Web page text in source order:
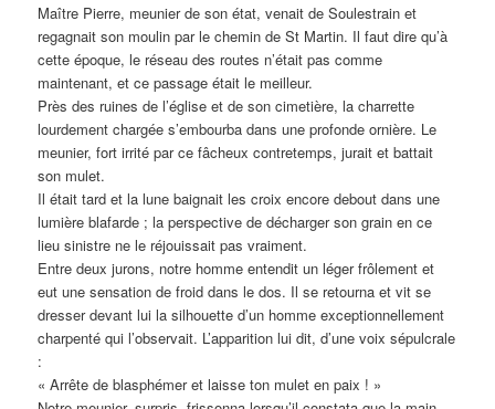
Maître Pierre, meunier de son état, venait de Soulestrain et
regagnait son moulin par le chemin de St Martin. Il faut dire qu’à
cette époque, le réseau des routes n’était pas comme
maintenant, et ce passage était le meilleur.
Près des ruines de l’église et de son cimetière, la charrette
lourdement chargée s’embourba dans une profonde ornière. Le
meunier, fort irrité par ce fâcheux contretemps, jurait et battait
son mulet.
Il était tard et la lune baignait les croix encore debout dans une
lumière blafarde ; la perspective de décharger son grain en ce
lieu sinistre ne le réjouissait pas vraiment.
Entre deux jurons, notre homme entendit un léger frôlement et
eut une sensation de froid dans le dos. Il se retourna et vit se
dresser devant lui la silhouette d’un homme exceptionnellement
charpenté qui l’observait. L’apparition lui dit, d’une voix sépulcrale
:
« Arrête de blasphémer et laisse ton mulet en paix ! »